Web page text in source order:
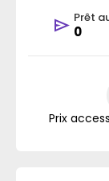
Prêt
0
Prix